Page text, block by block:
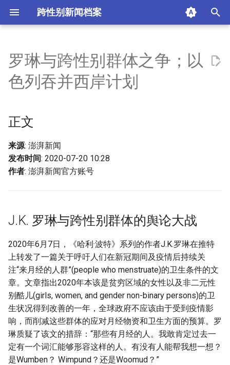
跨性别新闻档案
n
i
a
l
i
e
a
r
c
h
正文
摘要与附加信息
罗琳与跨性别群体之争；以
色列吞并西岸计划
正文
来源: 澎湃新闻
发布时间: 2020-07-20 10:28
作者: 澎湃新闻官方账号
J.K. 罗琳与跨性别群体的舆论大战
2020年6月7日，《哈利·波特》系列的作者J.K.罗琳在推特
上转发了一篇关于呼吁人们在新冠期间及疫情后持续关
注“来月经的人群”(people who menstruate)的卫生条件的文
章。文章指出2020年本该是贫穷区域的女性以及非二元性
别酷儿(girls, women, and gender non-binary persons)的卫
生状况得到改善的一年，全球政府不应该由于受到疫情影
响，而削减这些群体的应对月经物资和卫生方面的预算。罗
琳质疑了该文的措辞：“那些有月经的人。我敢肯定过去一
定有一个词汇能够形容这样的人。有没有人能帮我想一想？
是Wumben？ Wimpund？还是Woomud？”